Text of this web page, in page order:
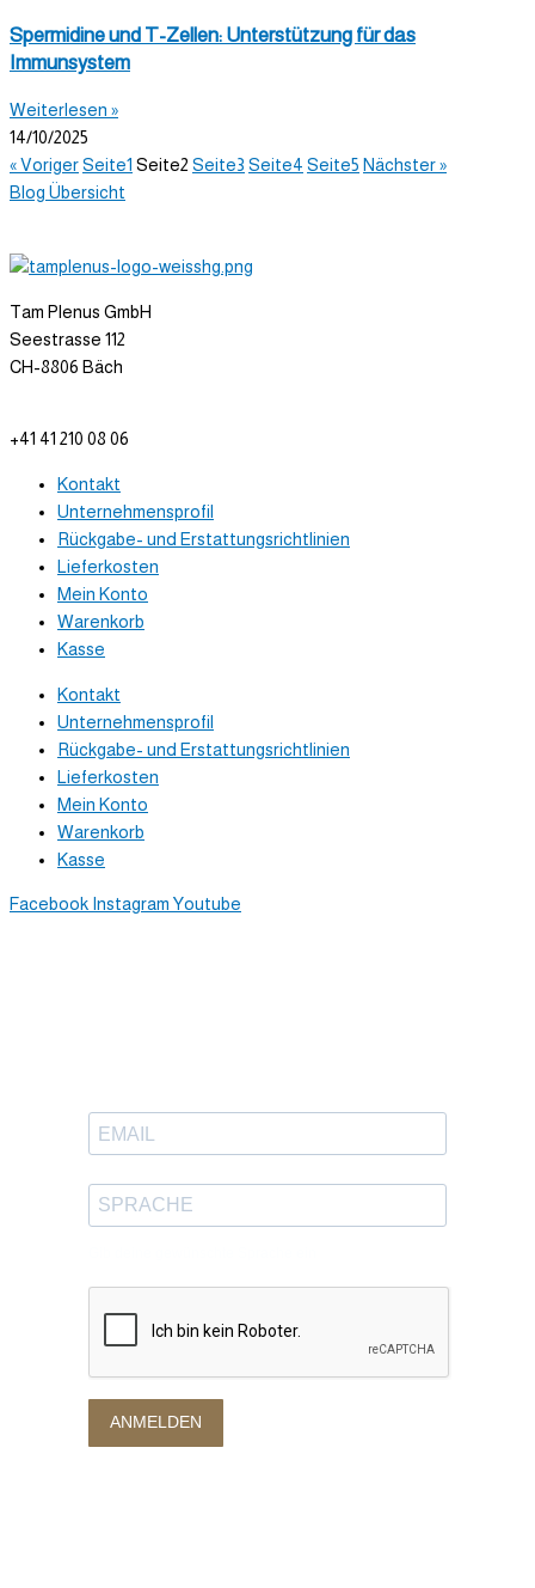
Spermidine und T-Zellen: Unterstützung für das
Immunsystem
Weiterlesen »
14/10/2025
« VorigerSeite1 Seite2 Seite3 Seite4 Seite5 Nächster »
Blog Übersicht
Tam Plenus GmbH
Seestrasse 112
CH-8806 Bäch
+41 41 210 08 06
Kontakt
Unternehmensprofil
Rückgabe- und Erstattungsrichtlinien
Lieferkosten
Mein Konto
Warenkorb
Kasse
Kontakt
Unternehmensprofil
Rückgabe- und Erstattungsrichtlinien
Lieferkosten
Mein Konto
Warenkorb
Kasse
Facebook Instagram Youtube
ANMELDEN